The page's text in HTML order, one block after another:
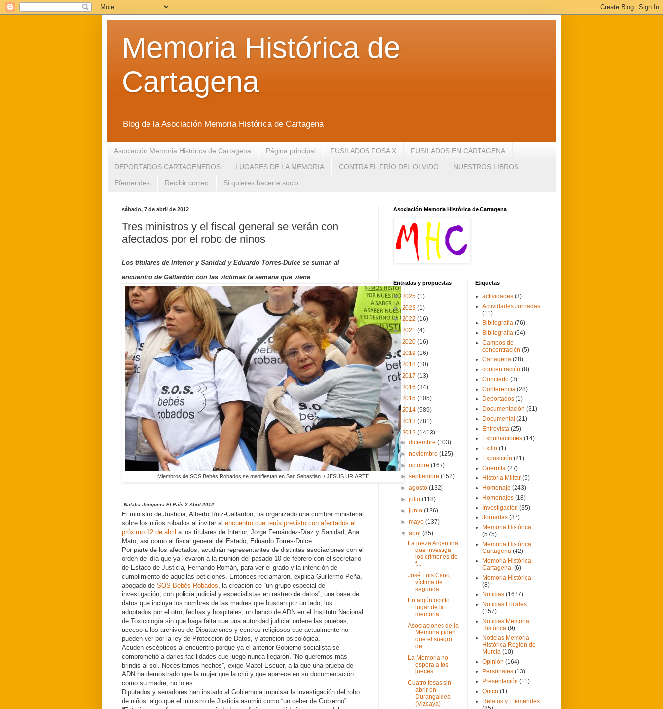
Memoria Histórica de
Cartagena
Blog de la Asociación Memoria Histórica de Cartagena
Asociación Memoria Histórica de Cartagena Página principal FUSILADOS FOSA X FUSILADOS EN CARTAGENA
DEPORTADOS CARTAGENEROS LUGARES DE LA MEMORIA CONTRA EL FRÍO DEL OLVIDO NUESTROS LIBROS
Efemerides Recibir correo Si quieres hacerte socio
sábado, 7 de abril de 2012
Tres ministros y el fiscal general se verán con
afectados por el robo de niños
Los titulares de Interior y Sanidad y Eduardo Torres-Dulce se suman al
encuentro de Gallardón con las víctimas la semana que viene
Miembros de SOS Bebés Robados se manifiestan en San Sebastián. / JESÚS URIARTE
Natalia Junquera El País 2 Abril 2012
El ministro de Justicia, Alberto Ruiz-Gallardón, ha organizado una cumbre ministerial
sobre los niños robados al invitar al encuentro que tenía previsto con afectados el
próximo 12 de abril a los titulares de Interior, Jorge Fernández-Díaz y Sanidad, Ana
Mato, así como al fiscal general del Estado, Eduardo Torres-Dulce.
Por parte de los afectados, acudirán representantes de distintas asociaciones con el
orden del día que ya llevaron a la reunión del pasado 10 de febrero con el secretario
de Estado de Justicia, Fernando Román, para ver el grado y la intención de
cumplimiento de aquellas peticiones. Entonces reclamaron, explica Guillermo Peña,
abogado de SOS Bebés Robados, la creación de “un grupo especial de
investigación, con policía judicial y especialistas en rastreo de datos”; una base de
datos que incluya los nombres de las madres que buscan por un lado, los
adoptados por el otro, fechas y hospitales; un banco de ADN en el Instituto Nacional
de Toxicología sin que haga falta que una autoridad judicial ordene las pruebas;
acceso a los archivos de Diputaciones y centros religiosos que actualmente no
pueden ver por la ley de Protección de Datos, y atención psicológica.
Acuden escépticos al encuentro porque ya el anterior Gobierno socialista se
comprometió a darles facilidades que luego nunca llegaron. “No queremos más
brindis al sol. Necesitamos hechos”, exige Mabel Escuer, a la que una prueba de
ADN ha demostrado que la mujer que la crió y que aparece en su documentación
como su madre, no lo es.
Diputados y senadores han instado al Gobierno a impulsar la investigación del robo
de niños, algo que el ministro de Justicia asumió como “un deber de Gobierno”.
Asociación Memoria Histórica de Cartagena
Entradas y propuestas
►2025 (1)
►2023 (1)
►2022 (16)
►2021 (4)
► 2020 (16)
►2019 (16)
►2018 (10)
►2017 (13)
► 2016 (34)
► 2015 (105)
►2014 (589)
► 2013 (781)
▼2012 (1413)
►diciembre(103)
►noviembre(125)
►octubre(167)
►septiembre(152)
►agosto(132)
►julio(118)
►junio(136)
►mayo(137)
▼abril(85)
La jueza Argentina
que investiga
los crímenes de
f...
José Luis Cano,
víctima de
segunda
En algún oculto
lugar de la
memoria
Asociaciones de la
Memoria piden
que el suegro
de ...
La Memoria no
espera a los
jueces
Cuatro fosas sin
abrir en
Durangaldea
(Vizcaya)
Etiquetas
actividades (3)
Actividades Jornadas
(11)
Bibliografia (76)
Bibliografía (54)
Campos de
concentración (5)
Cartagena (28)
concentración (8)
Concierto (3)
Conferencia (28)
Deportados (1)
Documentación (31)
Documental (21)
Entrevista (25)
Exhumaciones (14)
Exilio (1)
Exposición (21)
Guerrilla (27)
Historia Militar (5)
Homenaje (243)
Homenajes (18)
Investigación (35)
Jornadas (37)
Memoria Histórica
(575)
Memoria Histórica
Cartagena (42)
Memoria Histórica
Cartagena. (6)
Memoria Histórica.
(8)
Noticias (1677)
Noticias Locales
(157)
Noticias Memoria
Histórica (9)
Noticias Memoria
Histórica Región de
Murcia (10)
Opinión (164)
Personajes (13)
Presentación (11)
Quico (1)
Relatos y Efemerides